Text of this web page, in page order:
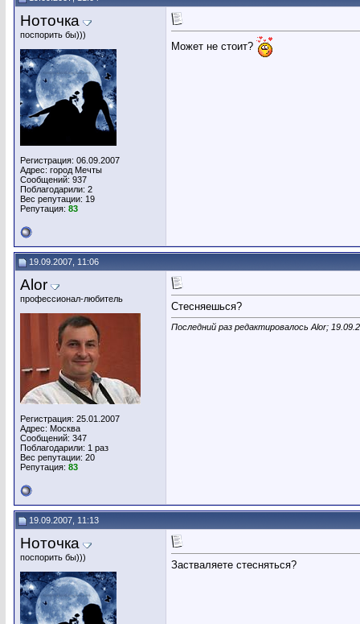
Ноточка
поспорить бы)))
Регистрация: 06.09.2007
Адрес: город Мечты
Сообщений: 937
Поблагодарили: 2
Вес репутации: 19
Репутация: 83
Может не стоит?
19.09.2007, 11:06
Alor
профессионал-любитель
Регистрация: 25.01.2007
Адрес: Москва
Сообщений: 347
Поблагодарили: 1 раз
Вес репутации: 20
Репутация: 83
Стесняешься?
Последний раз редактировалось Alor;
19.09.2007, 11:13
Ноточка
поспорить бы)))
Застваляете стесняться?